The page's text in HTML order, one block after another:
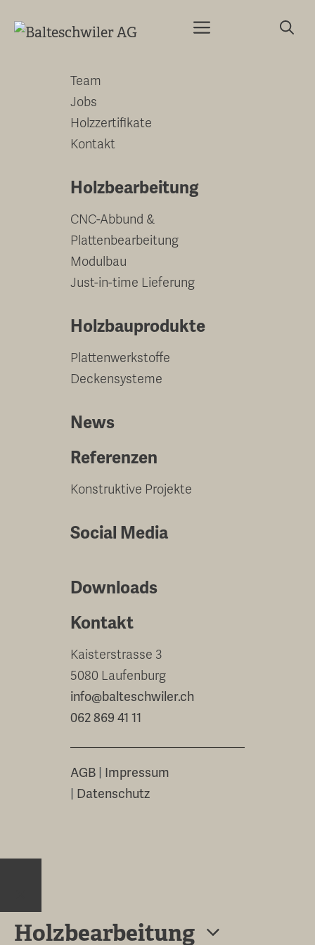
zum
Menu
Team
Jobs
Holzzertifikate
Kontakt
Holzbearbeitung
CNC-Abbund &
Plattenbearbeitung
Modulbau
Just-in-time Lieferung
Holzbauprodukte
Plattenwerkstoffe
Deckensysteme
News
Referenzen
Konstruktive Projekte
Social Media
Downloads
Kontakt
Kaisterstrasse 3
5080 Laufenburg
info@balteschwiler.ch
062 869 41 11
AGB | Impressum
| Datenschutz
Close
Holzbearbeitung